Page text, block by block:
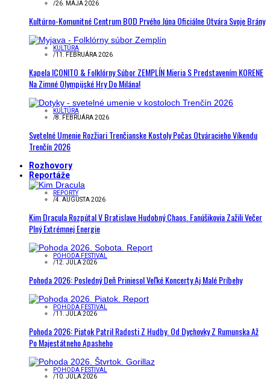
/26. MÁJA 2026
Kultúrno-Komunitné Centrum BOD Prvého Júna Oficiálne Otvára Svoje Brány
KULTÚRA
/11. FEBRUÁRA 2026
Kapela ICONITO & Folklórny Súbor ZEMPLÍN Mieria S Predstavením KORENE
Na Zimné Olympijské Hry Do Milána!
KULTÚRA
/8. FEBRUÁRA 2026
Svetelné Umenie Rozžiari Trenčianske Kostoly Počas Otváracieho Víkendu
Trenčín 2026
Rozhovory
Reportáže
REPORTY
/4. AUGUSTA 2026
Kim Dracula Rozpútal V Bratislave Hudobný Chaos. Fanúšikovia Zažili Večer
Plný Extrémnej Energie
POHODA FESTIVAL
/12. JÚLA 2026
Pohoda 2026: Posledný Deň Priniesol Veľké Koncerty Aj Malé Príbehy
POHODA FESTIVAL
/11. JÚLA 2026
Pohoda 2026: Piatok Patril Radosti Z Hudby. Od Dychovky Z Rumunska Až
Po Majestátneho Apasheho
POHODA FESTIVAL
/10. JÚLA 2026